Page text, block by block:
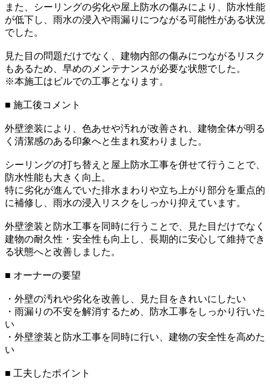
また、シーリングの劣化や屋上防水の傷みにより、防水性能
が低下し、雨水の浸入や雨漏りにつながる可能性がある状況
でした。
見た目の問題だけでなく、建物内部の傷みにつながるリスク
もあるため、早めのメンテナンスが必要な状態でした。
※本施工はビルでの工事となります。
■ 施工後コメント
外壁塗装により、色あせや汚れが改善され、建物全体が明る
く清潔感のある印象へと生まれ変わりました。
シーリングの打ち替えと屋上防水工事を併せて行うことで、
防水性能も大きく向上。
特に劣化が進んでいた排水まわりや立ち上がり部分を重点的
に補修し、雨水の浸入リスクをしっかり抑えています。
外壁塗装と防水工事を同時に行うことで、見た目だけでなく
建物の耐久性・安全性も向上し、長期的に安心して維持でき
る状態へと改善しました。
■ オーナーの要望
・外壁の汚れや劣化を改善し、見た目をきれいにしたい
・雨漏りの不安を解消するため、防水工事をしっかり行いた
い
・外壁塗装と防水工事を同時に行い、建物の安全性を高めた
い
■ 工夫したポイント